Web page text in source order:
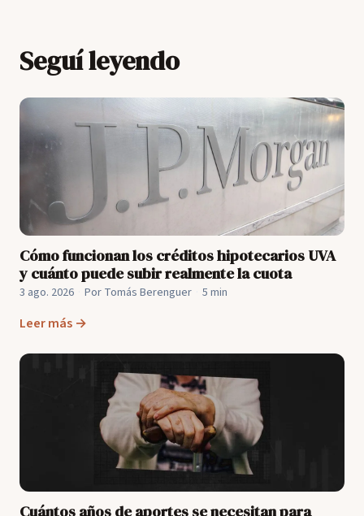
Seguí leyendo
Cómo funcionan los créditos hipotecarios UVA
y cuánto puede subir realmente la cuota
3 ago. 2026 Por Tomás Berenguer 5 min
Leer más →
Cuántos años de aportes se necesitan para